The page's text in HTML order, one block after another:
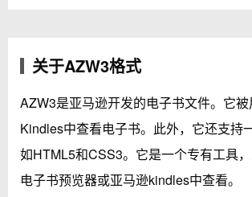
关于AZW3格式
AZW3是亚马逊开发的电子书文件。它
Kindles中查看电子书。此外，它还支持
如HTML5和CSS3。它是一个专有工具
电子书预览器或亚马逊kindles中查看。